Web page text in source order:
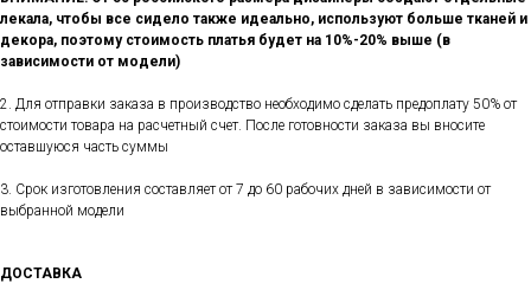
лекала, чтобы все сидело также идеально, используют больше тканей и
декора, поэтому стоимость платья будет на 10%-20% выше (в
зависимости от модели)
2. Для отправки заказа в производство необходимо сделать предоплату 50% от
стоимости товара на расчетный счет. После готовности заказа вы вносите
оставшуюся часть суммы
3. Срок изготовления составляет от 7 до 60 рабочих дней в зависимости от
выбранной модели
ДОСТАВКА